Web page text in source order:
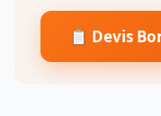
📋 Devis